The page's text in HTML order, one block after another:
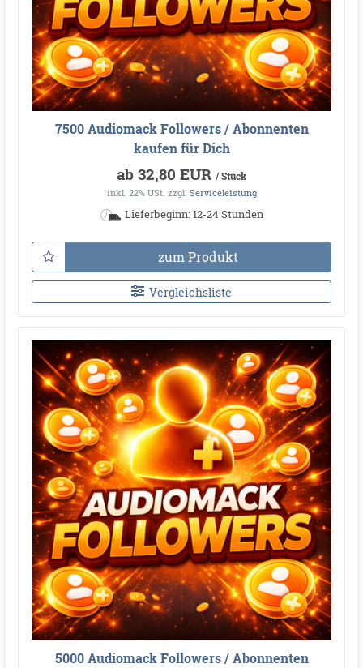
7500 Audiomack Followers / Abonnenten
kaufen für Dich
ab 32,80 EUR / Stück
inkl. 22% USt. zzgl. Serviceleistung
Lieferbeginn: 12-24 Stunden
zum Produkt
Vergleichsliste
5000 Audiomack Followers / Abonnenten